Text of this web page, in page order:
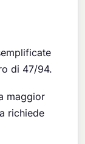
di 47/94.
maggior
richiede